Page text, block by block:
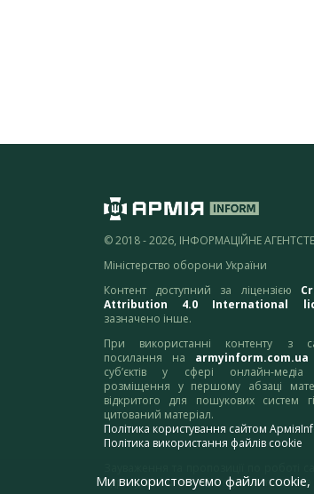
© 2018 - 2026, ІНФОРМАЦІЙНЕ
Міністерство оборони України
Контент доступний за ліцензією
Attribution 4.0 International
зазначено інше.
При використанні контенту з
посилання на armyinform.com.ua
суб’єктів у сфері онлайн-
розміщення у першому абзаці
відкритого для пошукових систем
цитований матеріал.
Політика користування сайтом
Політика використання файлів cookie
адресу:webmaster@armyinform.com.ua
Ми використовуємо файли